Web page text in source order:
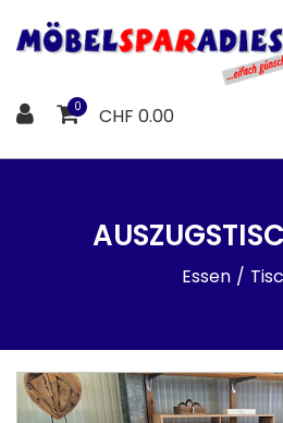
0 CHF 0.00
Essen